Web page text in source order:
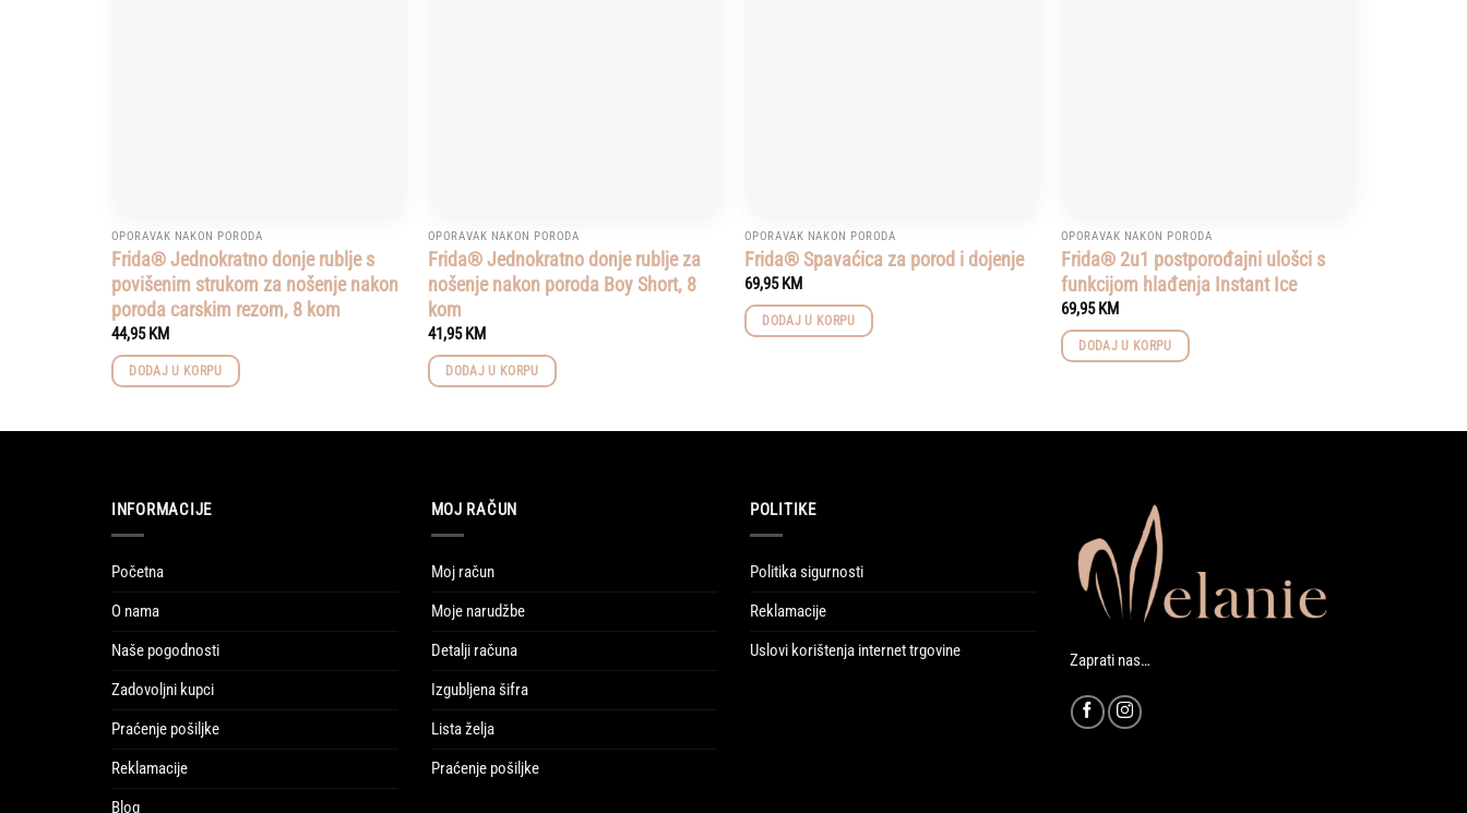
OPORAVAK NAKON PORODA
Frida® Jednokratno donje rublje s
povišenim strukom za nošenje nakon
poroda carskim rezom, 8 kom
44,95KM
DODAJ U KORPU
OPORAVAK NAKON PORODA
Frida® Jednokratno donje rublje za
nošenje nakon poroda Boy Short, 8
kom
41,95KM
DODAJ U KORPU
OPORAVAK NAKON PORODA
Frida® Spavaćica za porod i dojenje
69,95KM
DODAJ U KORPU
OPORAVAK NAKON PORODA
Frida® 2u1 postporođajni ulošci s
funkcijom hlađenja Instant Ice
69,95KM
DODAJ U KORPU
INFORMACIJE
Početna
O nama
Naše pogodnosti
Zadovoljni kupci
Praćenje pošiljke
Reklamacije
Blog
MOJ RAČUN
Moj račun
Moje narudžbe
Detalji računa
Izgubljena šifra
Lista želja
Praćenje pošiljke
POLITIKE
Politika sigurnosti
Reklamacije
Uslovi korištenja internet trgovine
Zaprati nas…